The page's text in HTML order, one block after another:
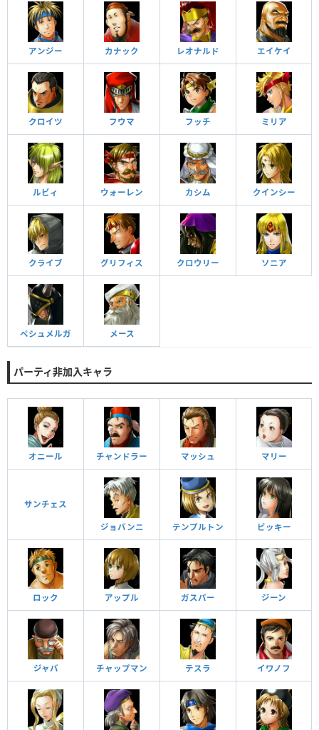
アンジー カナック レオナルド エイケイ
クロイツ フウマ フッチ ミリア
ルビィ ウォーレン カシム クインシー
クライブ グリフィス クロウリー ソニア
ペシュメルガ メース
パーティ非加入キャラ
オニール チャンドラー マッシュ マリー
サンチェス
ジョバンニ テンプルトン ビッキー
ロック アップル ガスパー ジーン
ジャバ チャップマン テスラ イワノフ